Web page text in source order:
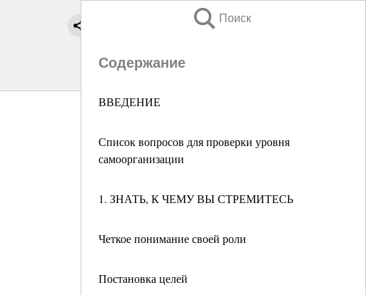
Поиск
Содержание
ВВЕДЕНИЕ
Список вопросов для проверки уровня
самоорганизации
1. ЗНАТЬ, К ЧЕМУ ВЫ СТРЕМИТЕСЬ
Четкое понимание своей роли
Постановка целей